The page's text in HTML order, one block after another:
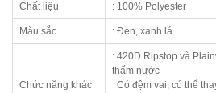
Chất liệu : 100% Polyester
Màu sắc : Đen, xanh lá
Chức năng khác
: 420D Ripstop và
thấm nước
Có đệm vai, có thể